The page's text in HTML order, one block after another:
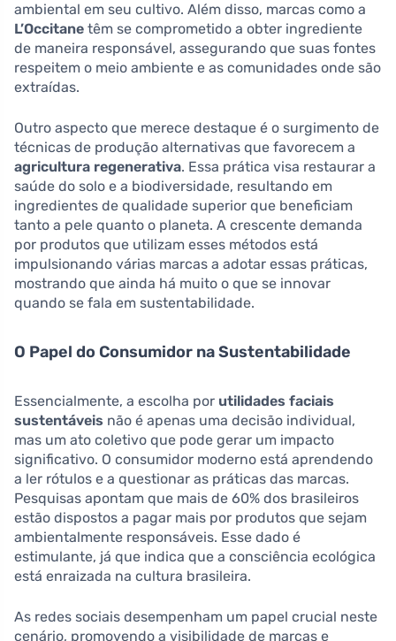
ambiental em seu cultivo. Além disso, marcas como a
L’Occitane têm se comprometido a obter ingrediente
de maneira responsável, assegurando que suas fontes
respeitem o meio ambiente e as comunidades onde são
extraídas.
Outro aspecto que merece destaque é o surgimento de
técnicas de produção alternativas que favorecem a
agricultura regenerativa. Essa prática visa restaurar a
saúde do solo e a biodiversidade, resultando em
ingredientes de qualidade superior que beneficiam
tanto a pele quanto o planeta. A crescente demanda
por produtos que utilizam esses métodos está
impulsionando várias marcas a adotar essas práticas,
mostrando que ainda há muito o que se innovar
quando se fala em sustentabilidade.
O Papel do Consumidor na Sustentabilidade
Essencialmente, a escolha por utilidades faciais
sustentáveis não é apenas uma decisão individual,
mas um ato coletivo que pode gerar um impacto
significativo. O consumidor moderno está aprendendo
a ler rótulos e a questionar as práticas das marcas.
Pesquisas apontam que mais de 60% dos brasileiros
estão dispostos a pagar mais por produtos que sejam
ambientalmente responsáveis. Esse dado é
estimulante, já que indica que a consciência ecológica
está enraizada na cultura brasileira.
As redes sociais desempenham um papel crucial neste
cenário, promovendo a visibilidade de marcas e